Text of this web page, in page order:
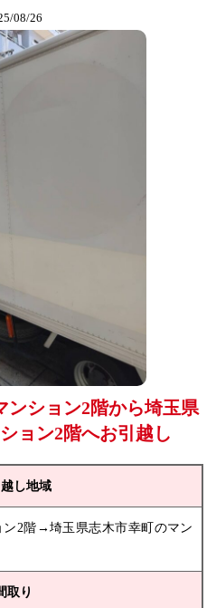
08/26
ンション2階から埼玉県
ョン2階へお引越し
し地域
2階→埼玉県志木市幸町のマン
取り